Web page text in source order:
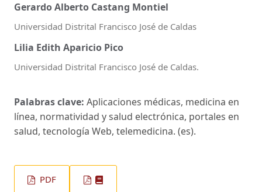
Gerardo Alberto Castang Montiel
Universidad Distrital Francisco José de Caldas
Lilia Edith Aparicio Pico
Universidad Distrital Francisco José de Caldas.
Palabras clave: Aplicaciones médicas, medicina en
línea, normatividad y salud electrónica, portales en
salud, tecnología Web, telemedicina. (es).
PDF